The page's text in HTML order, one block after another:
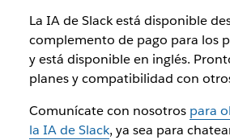
La IA de Slack está disponible
complemento de pago para los
y está disponible en inglés.
planes y compatibilidad con
Comunícate con nosotros para
la IA de Slack, ya sea para